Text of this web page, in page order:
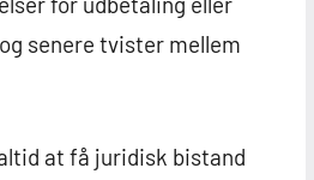
senere tvister mellem
at få juridisk bistand